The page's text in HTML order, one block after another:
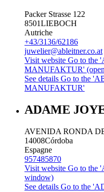
Packer Strasse 122
8501LIEBOCH
Autriche
+43/3136/62186
juwelier@ableitner.co.at
Visit website Go to the
MANUFAKTUR'
See details Go to the
MANUFAKTUR'
ADAME
AVENIDA RONDA
14008Córdoba
Espagne
957485870
Visit website Go to the
window)
See details Go to the